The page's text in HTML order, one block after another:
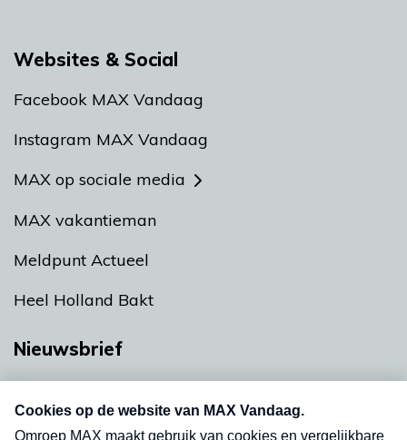
Websites & Social
Facebook MAX Vandaag
Instagram MAX Vandaag
MAX op sociale media
MAX vakantieman
Meldpunt Actueel
Heel Holland Bakt
Nieuwsbrief
nieuwsbrief. Elke vrijdag- en dinsdagochtend in
uw mailbox.